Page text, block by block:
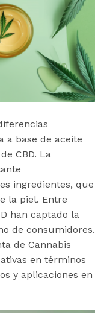
a base de aceite
CBD. La
ingredientes, que
la piel. Entre
han captado la
de consumidores.
de Cannabis
en términos
y aplicaciones en